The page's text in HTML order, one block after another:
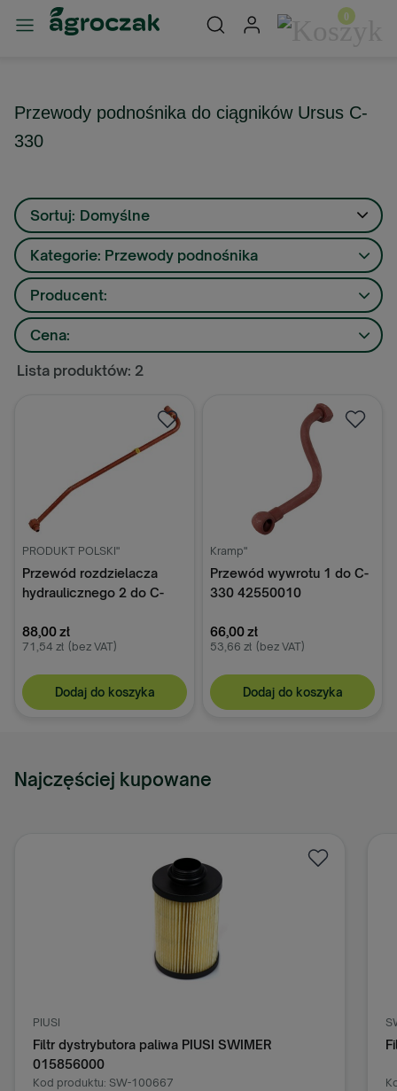
Przewody podnośnika do ciągników Ursus C-
330
Sortuj: Domyślne
Kategorie: Przewody podnośnika
Producent:
Cena:
Lista produktów: 2
PRODUKT POLSKI"
Przewód rozdzielacza
hydraulicznego 2 do C-
88,00 zł
71,54 zł (bez VAT)
Dodaj do koszyka
Kramp"
Przewód wywrotu 1 do C-
330 42550010
66,00 zł
53,66 zł (bez VAT)
Dodaj do koszyka
Najczęściej kupowane
SWIMER
Filtr paliwa SWIMER SW-101467
Kod produktu: SW-101467